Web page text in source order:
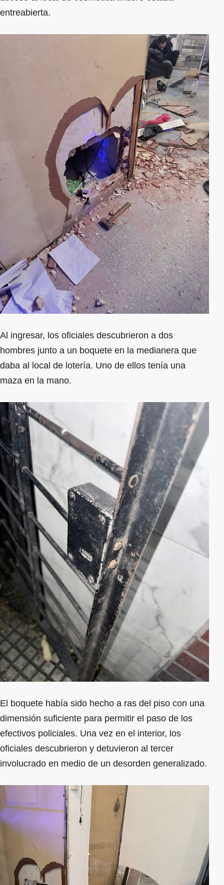
entreabierta.
Al ingresar, los oficiales descubrieron a dos
hombres junto a un boquete en la medianera que
daba al local de lotería. Uno de ellos tenía una
maza en la mano.
El boquete había sido hecho a ras del piso con una
dimensión suficiente para permitir el paso de los
efectivos policiales. Una vez en el interior, los
oficiales descubrieron y detuvieron al tercer
involucrado en medio de un desorden generalizado.